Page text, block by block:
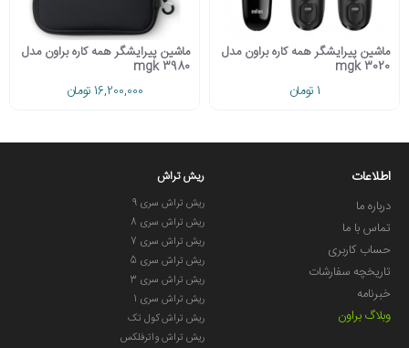
ماشین پیرایشگر همه کاره براون مدل
mgk 3020
1 تومان
ماشین پیرایشگر همه کاره براون مدل
mgk 3980
16,200,000 تومان
اطلاعات
درباره ما
تماس با ما
حساب کاربری
تاریخچه سفارشات
خبرنامه
وبلاگ براون
ریش تراش
ریش تراش سری 9
ریش تراش سری 8
ریش تراش سری 7
ریش تراش سری 5
ریش تراش سری 3
ریش تراش سری 1
ریش تراش کول تک
ریش تراش واترفلکس